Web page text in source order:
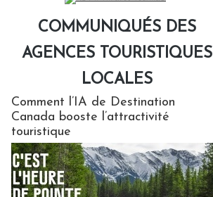
COMMUNIQUÉS DES
AGENCES TOURISTIQUES
LOCALES
Comment l’IA de Destination
Canada booste l’attractivité
touristique